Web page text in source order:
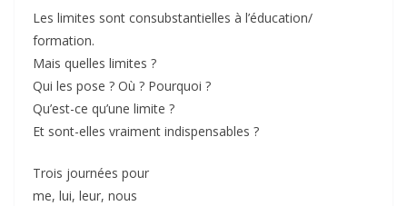
Les limites sont consubstantielles à l’éducation/
formation.
Mais quelles limites ?
Qui les pose ? Où ? Pourquoi ?
Qu’est-ce qu’une limite ?
Et sont-elles vraiment indispensables ?
Trois journées pour
me, lui, leur, nous